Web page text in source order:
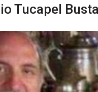
Tucapel